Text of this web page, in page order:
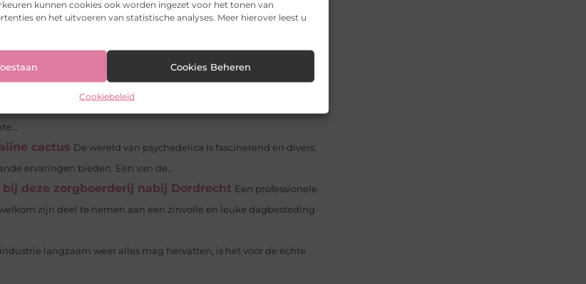
kunnen cookies ook worden ingezet voor het tonen van
en het uitvoeren van statistische analyses. Meer hierover leest u
Cookies Beheren
Cookiebeleid
LinkedIn Email
In een tijd waarin technologie onze levens domineert,
cactus De wereld van psychedelica is fascinerend en divers,
ervaringen bieden. Een van de...
deze zorgboerderij nabij Dordrecht Een professionele
zijn deel te nemen aan een zinvolle en leuke dagbesteding
langzaam weer alles mag hervatten, is het voor de echte